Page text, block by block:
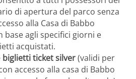
di apertura del parco senza
alla Casa di Babbo
base agli specifici giorni e
acquistati.
bigliettiticket silver(validi per
accesso alla casa di Babbo